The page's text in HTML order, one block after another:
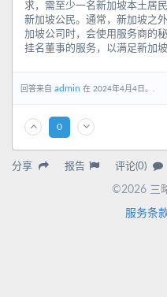
求，需至少一名新加坡本土居
新加坡公民。通常，新加坡之
加坡公司时，会使用服务商的
挂名董事的服务，以满足新加
回答来自 admin 在 2024年4月4日。.
0
分享 报告 评论(0)
©2026 三
服务条